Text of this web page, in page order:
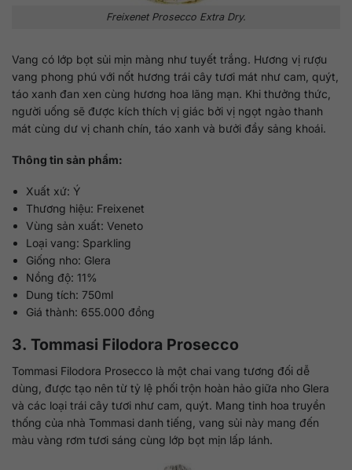
Freixenet Prosecco Extra Dry.
Vang có lớp bọt sủi mịn màng như tuyết trắng. Hương vị rượu
vang phong phú với nốt hương trái cây tươi mát như cam, quýt,
táo xanh đan xen cùng hương hoa lãng mạn. Khi thưởng thức,
người uống sẽ được kích thích vị giác bởi vị ngọt ngào thanh
mát cùng dư vị chanh chín, táo xanh và bưởi đầy sảng khoái.
Thông tin sản phẩm:
Xuất xứ: Ý
Thương hiệu: Freixenet
Vùng sản xuất: Veneto
Loại vang: Sparkling
Giống nho: Glera
Nồng độ: 11%
Dung tích: 750ml
Giá thành: 655.000 đồng
3. Tommasi Filodora Prosecco
Tommasi Filodora Prosecco là một chai vang tương đối dễ
dùng, được tạo nên từ tỷ lệ phối trộn hoàn hảo giữa nho Glera
và các loại trái cây tươi như cam, quýt. Mang tinh hoa truyền
thống của nhà Tommasi danh tiếng, vang sủi này mang đến
màu vàng rơm tươi sáng cùng lớp bọt mịn lấp lánh.